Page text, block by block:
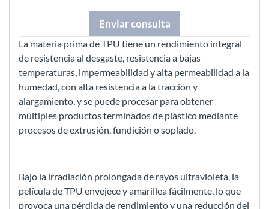
Enviar consulta
La materia prima de TPU tiene un rendimiento integral
de resistencia al desgaste, resistencia a bajas
temperaturas, impermeabilidad y alta permeabilidad a la
humedad, con alta resistencia a la tracción y
alargamiento, y se puede procesar para obtener
múltiples productos terminados de plástico mediante
procesos de extrusión, fundición o soplado.
Bajo la irradiación prolongada de rayos ultravioleta, la
película de TPU envejece y amarillea fácilmente, lo que
provoca una pérdida de rendimiento y una reducción del